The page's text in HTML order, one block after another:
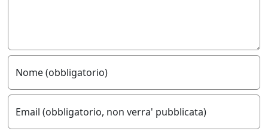
Nome (obbligatorio)
Email (obbligatorio, non verra' pubblicata)